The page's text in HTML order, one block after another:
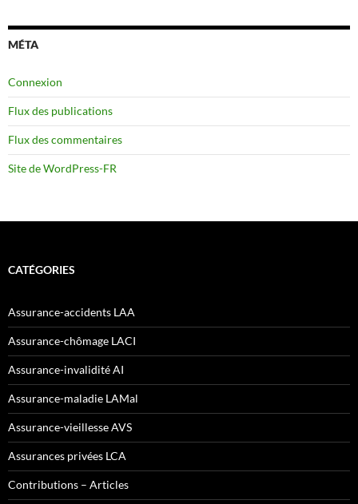
MÉTA
Connexion
Flux des publications
Flux des commentaires
Site de WordPress-FR
CATÉGORIES
Assurance-accidents LAA
Assurance-chômage LACI
Assurance-invalidité AI
Assurance-maladie LAMal
Assurance-vieillesse AVS
Assurances privées LCA
Contributions – Articles